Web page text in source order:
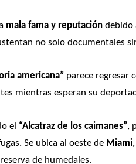
mala fama y reputación debido
no solo documentales
americana” parece regresar
mientras esperan su
el “Alcatraz de los caimanes”,
Se ubica al oeste de Miami
de humedales.